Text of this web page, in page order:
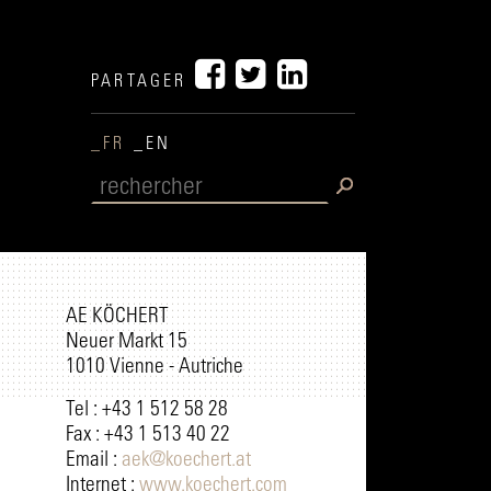
PARTAGER
_FR _EN
AE KÖCHERT
Neuer Markt 15
1010 Vienne - Autriche
Tel : +43 1 512 58 28
Fax : +43 1 513 40 22
Email : aek@koechert.at
Internet : www.koechert.com